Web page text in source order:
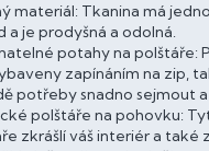
materiál: Tkanina má
a je prodyšná a odolná.
potahy na polštáře:
zapínáním na zip,
potřeby snadno sejmout
polštáře na pohovku:
zkrášlí váš interiér a také